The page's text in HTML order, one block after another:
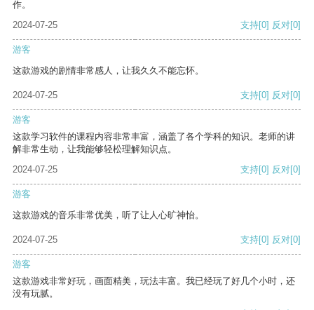
作。
2024-07-25
支持[0] 反对[0]
游客
这款游戏的剧情非常感人，让我久久不能忘怀。
2024-07-25 支持[0] 反对[0]
游客
这款学习软件的课程内容非常丰富，涵盖了各个学科的知识。老师的讲
解非常生动，让我能够轻松理解知识点。
2024-07-25
支持[0] 反对[0]
游客
这款游戏的音乐非常优美，听了让人心旷神怡。
2024-07-25 支持[0] 反对[0]
游客
这款游戏非常好玩，画面精美，玩法丰富。我已经玩了好几个小时，还
没有玩腻。